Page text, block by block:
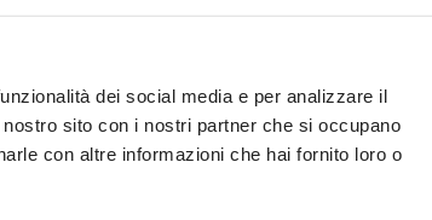
dei social media e per analizzare il
sito con i nostri partner che si occupano
con altre informazioni che hai fornito loro o
delle soluzioni di rete di
soluzioni IT, che
mobili che dipendono da
vita privata e professionale.